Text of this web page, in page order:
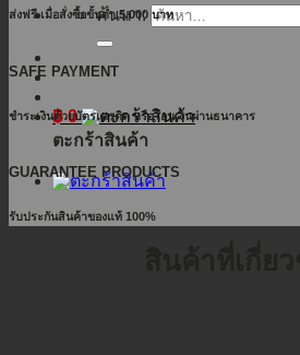
ค้นหา:
฿0
ตะกร้าสินค้า
ส่งฟรี เมื่อสั่งซื้อขั้นต่ำ 5,000 บาท
SAFE PAYMENT
ชำระเงินด้วยบัตรเครดิต หรือโอนเงินผ่านธนาคาร
GUARANTEE PRODUCTS
รับประกันสินค้าของแท้ 100%